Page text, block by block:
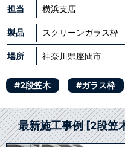
担当 横浜支店
製品 スクリーンガラス枠
場所 神奈川県座間市
#2段笠木 #ガラス枠
最新施工事例 [2段笠